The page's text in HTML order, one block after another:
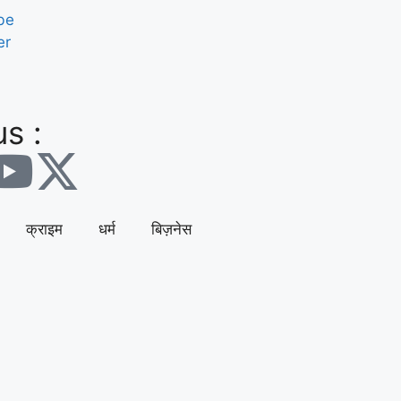
:
क्राइम धर्म बिज़नेस